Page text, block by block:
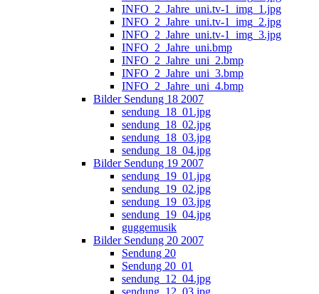
INFO_2_Jahre_uni.tv-1_img_1.jpg
INFO_2_Jahre_uni.tv-1_img_2.jpg
INFO_2_Jahre_uni.tv-1_img_3.jpg
INFO_2_Jahre_uni.bmp
INFO_2_Jahre_uni_2.bmp
INFO_2_Jahre_uni_3.bmp
INFO_2_Jahre_uni_4.bmp
Bilder Sendung 18 2007
sendung_18_01.jpg
sendung_18_02.jpg
sendung_18_03.jpg
sendung_18_04.jpg
Bilder Sendung 19 2007
sendung_19_01.jpg
sendung_19_02.jpg
sendung_19_03.jpg
sendung_19_04.jpg
guggemusik
Bilder Sendung 20 2007
Sendung 20
Sendung 20_01
sendung_12_04.jpg
sendung_12_03.jpg